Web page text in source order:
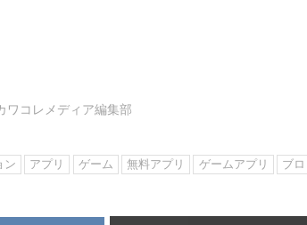
ワコレメディア編集部
ン アプリ ゲーム 無料アプリ ゲームアプリ
ブ